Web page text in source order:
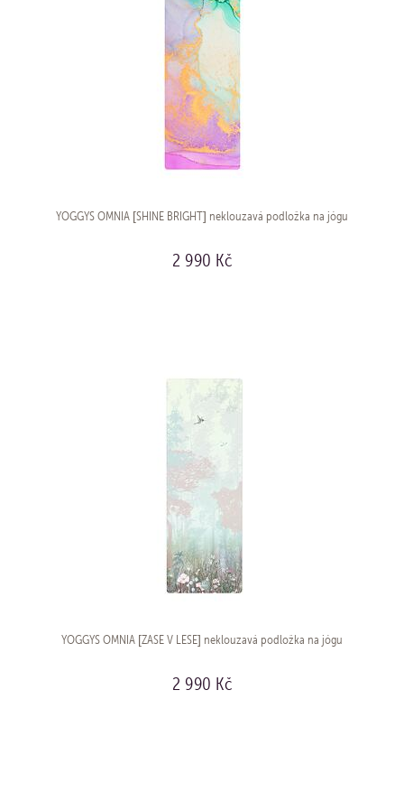
YOGGYS OMNIA [SHINE BRIGHT] neklouzavá podložka na jógu
2 990 Kč
YOGGYS OMNIA [ZASE V LESE] neklouzavá podložka na jógu
2 990 Kč